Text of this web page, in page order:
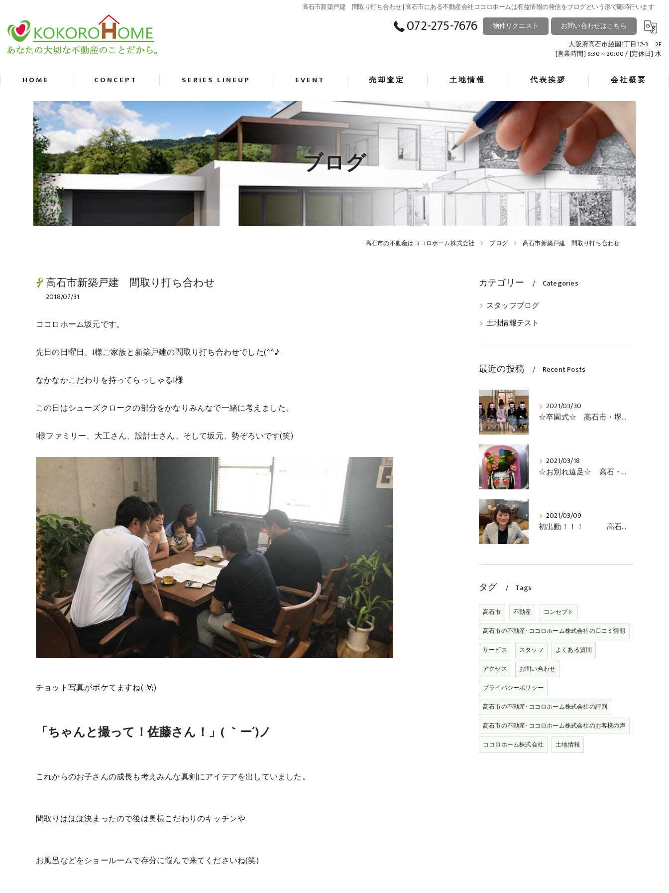
高石市新築戸建 間取り打ち合わせ | 高石市にある不動産会社ココロホームは有益情報の発信をブログという形で随時行います
072-275-7676 物件リクエスト
お問い合わせはこちら
大阪府高石市綾園1丁目12-3 2F
[営業時間] 9:30～20:00 / [定休日] 水
HOME CONCEPT SERIES LINEUP EVENT 売却査定 土地情報 代表挨拶 会社概要
ブログ
高石市の不動産はココロホーム株式会社 ブログ 高石市新築戸建 間取り打ち合わせ
高石市新築戸建 間取り打ち合わせ
2018/07/31
ココロホーム坂元です。
先日の日曜日、I様ご家族と新築戸建の間取り打ち合わせでした(^^♪
なかなかこだわりを持ってらっしゃるI様
この日はシューズクロークの部分をかなりみんなで一緒に考えました。
I様ファミリー、大工さん、設計士さん、そして坂元、勢ぞろいです(笑)
チョット写真がボケてますね( ;∀;)
「ちゃんと撮って！佐藤さん！」( ｀ー´)ノ
これからのお子さんの成長も考えみんな真剣にアイデアを出していました。
間取りはほぼ決まったので後は奥様こだわりのキッチンや
お風呂などをショールームで存分に悩んで来てくださいね(笑)
カテゴリー Categories
スタッフブログ
土地情報テスト
最近の投稿 Recent Posts
2021/03/30
☆卒園式☆ 高石市・堺市・泉大津市の不動産の事ならココロホーム株式会社にお問い合わせください
2021/03/18
☆お別れ遠足☆ 高石・堺市・泉大津市の不動産売却の事ならココロホーム株式会社にお問い合わせください
2021/03/09
初出動！！！ 高石・堺市・泉大津の無料査定の事ならココロホーム株式会社
タグ Tags
高石市 不動産
コンセプト
高石市の不動産･ココロホーム株式会社の口コミ情報
サービス
スタッフ
よくある質問
アクセス
お問い合わせ
プライバシーポリシー
高石市の不動産･ココロホーム株式会社の評判
高石市の不動産･ココロホーム株式会社のお客様の声
ココロホーム株式会社
土地情報